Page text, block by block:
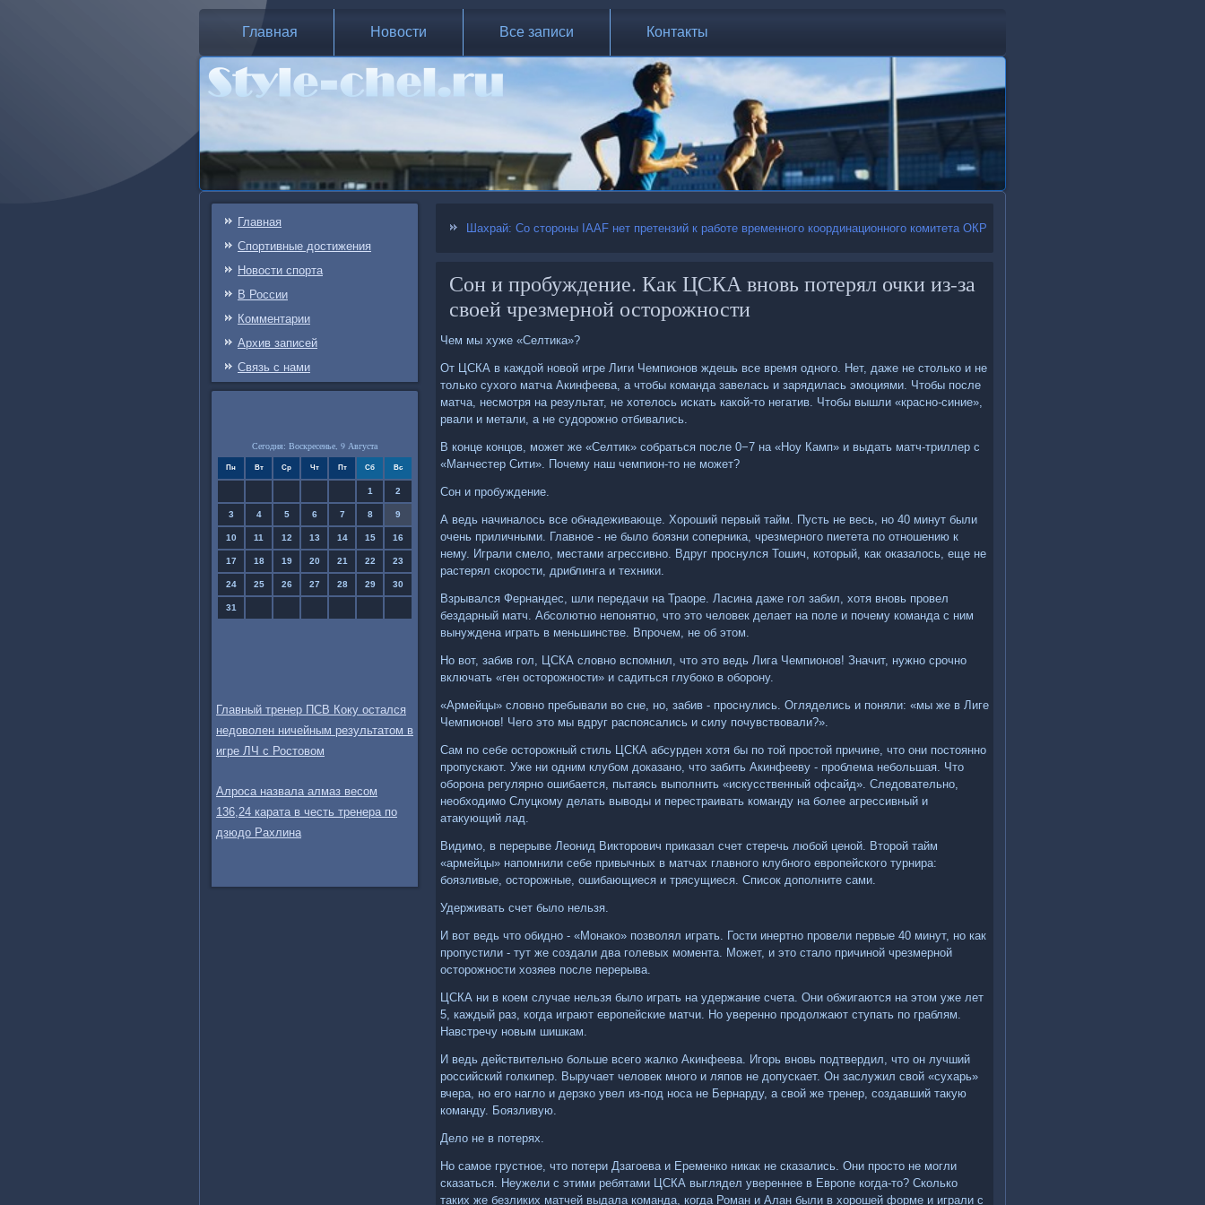
Главная Новости Все записи Контакты
Главная
Спортивные достижения
Новости спорта
В России
Комментарии
Архив записей
Связь c нами
Сегодня: Воскресенье, 9 Августа
Пн Вт Ср Чт Пт Сб Вс
1 2
3 4 5 6 7 8 9
10 11 12 13 14 15 16
17 18 19 20 21 22 23
24 25 26 27 28 29 30
31
Главный тренер ПСВ Коку остался
недоволен ничейным результатом в
игре ЛЧ с Ростовом
Алроса назвала алмаз весом
136,24 карата в честь тренера по
дзюдо Рахлина
Шахрай: Со стороны IAAF нет претензий к работе временного координационного комитета ОКР
Сон и пробуждение. Как ЦСКА вновь потерял очки из-за
своей чрезмерной осторожности
Чем мы хуже «Селтика»?
От ЦСКА в каждой новой игре Лиги Чемпионов ждешь все время одного. Нет, даже не столько и не
только сухого матча Акинфеева, а чтобы команда завелась и зарядилась эмоциями. Чтобы после
матча, несмотря на результат, не хотелось искать какой-то негатив. Чтобы вышли «красно-синие»,
рвали и метали, а не судорожно отбивались.
В конце концов, может же «Селтик» собраться после 0−7 на «Ноу Камп» и выдать матч-триллер с
«Манчестер Сити». Почему наш чемпион-то не может?
Сон и пробуждение.
А ведь начиналось все обнадеживающе. Хороший первый тайм. Пусть не весь, но 40 минут были
очень приличными. Главное - не было боязни соперника, чрезмерного пиетета по отношению к
нему. Играли смело, местами агрессивно. Вдруг проснулся Тошич, который, как оказалось, еще не
растерял скорости, дриблинга и техники.
Взрывался Фернандес, шли передачи на Траоре. Ласина даже гол забил, хотя вновь провел
бездарный матч. Абсолютно непонятно, что это человек делает на поле и почему команда с ним
вынуждена играть в меньшинстве. Впрочем, не об этом.
Но вот, забив гол, ЦСКА словно вспомнил, что это ведь Лига Чемпионов! Значит, нужно срочно
включать «ген осторожности» и садиться глубоко в оборону.
«Армейцы» словно пребывали во сне, но, забив - проснулись. Огляделись и поняли: «мы же в Лиге
Чемпионов! Чего это мы вдруг распоясались и силу почувствовали?».
Сам по себе осторожный стиль ЦСКА абсурден хотя бы по той простой причине, что они постоянно
пропускают. Уже ни одним клубом доказано, что забить Акинфееву - проблема небольшая. Что
оборона регулярно ошибается, пытаясь выполнить «искусственный офсайд». Следовательно,
необходимо Слуцкому делать выводы и перестраивать команду на более агрессивный и
атакующий лад.
Видимо, в перерыве Леонид Викторович приказал счет стеречь любой ценой. Второй тайм
«армейцы» напомнили себе привычных в матчах главного клубного европейского турнира:
боязливые, осторожные, ошибающиеся и трясущиеся. Список дополните сами.
Удерживать счет было нельзя.
И вот ведь что обидно - «Монако» позволял играть. Гости инертно провели первые 40 минут, но как
пропустили - тут же создали два голевых момента. Может, и это стало причиной чрезмерной
осторожности хозяев после перерыва.
ЦСКА ни в коем случае нельзя было играть на удержание счета. Они обжигаются на этом уже лет
5, каждый раз, когда играют европейские матчи. Но уверенно продолжают ступать по граблям.
Навстречу новым шишкам.
И ведь действительно больше всего жалко Акинфеева. Игорь вновь подтвердил, что он лучший
российский голкипер. Выручает человек много и ляпов не допускает. Он заслужил свой «сухарь»
вчера, но его нагло и дерзко увел из-под носа не Бернарду, а свой же тренер, создавший такую
команду. Боязливую.
Дело не в потерях.
Но самое грустное, что потери Дзагоева и Еременко никак не сказались. Они просто не могли
сказаться. Неужели с этими ребятами ЦСКА выглядел увереннее в Европе когда-то? Сколько
таких же безликих матчей выдала команда, когда Роман и Алан были в хорошей форме и играли с